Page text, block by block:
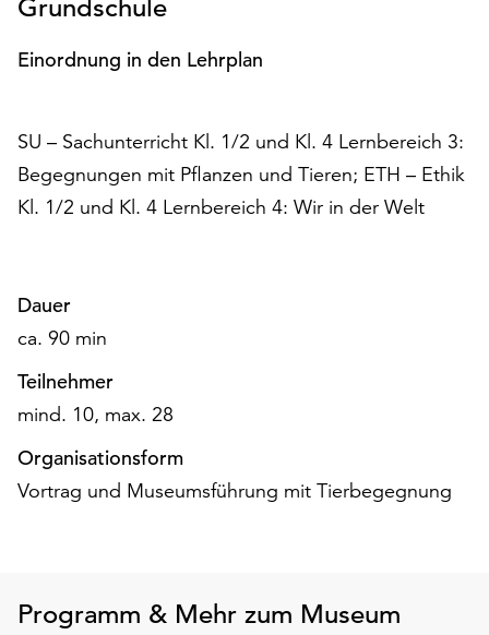
steht
der
Seite
die
zur
Verfügung.
Funktionale
Cookies
werden
auch
ohne
Ihr
Einverständnis
Sie
Grundschule
Einordnung in den Lehrplan
SU – Sachunterricht Kl. 1/2 und Kl. 4 Lernbereich 3:
Begegnungen mit Pflanzen und Tieren; ETH – Ethik
Kl. 1/2 und Kl. 4 Lernbereich 4: Wir in der Welt
Dauer
ca. 90 min
Teilnehmer
mind. 10, max. 28
Organisationsform
Vortrag und Museumsführung mit Tierbegegnung
Programm & Mehr zum Museum